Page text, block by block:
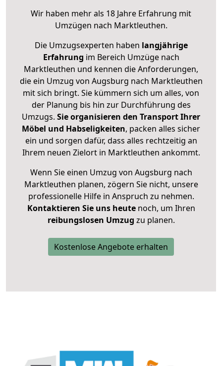
Wir haben mehr als 18 Jahre Erfahrung mit
Umzügen nach Marktleuthen.
Die Umzugsexperten haben langjährige
Erfahrung im Bereich Umzüge nach
Marktleuthen und kennen die Anforderungen,
die ein Umzug von Augsburg nach Marktleuthen
mit sich bringt. Sie kümmern sich um alles, von
der Planung bis hin zur Durchführung des
Umzugs. Sie organisieren den Transport Ihrer
Möbel und Habseligkeiten, packen alles sicher
ein und sorgen dafür, dass alles rechtzeitig an
Ihrem neuen Zielort in Marktleuthen ankommt.
Wenn Sie einen Umzug von Augsburg nach
Marktleuthen planen, zögern Sie nicht, unsere
professionelle Hilfe in Anspruch zu nehmen.
Kontaktieren Sie uns heutenoch, um Ihren
reibungslosen Umzug zu planen.
Kostenlose Angebote erhalten